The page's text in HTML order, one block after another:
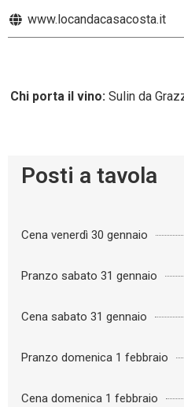
www.locandacasacosta.it
Chi porta il vino: Sulin da
Posti a tavola
Cena venerdì 30 gennaio
Pranzo sabato 31 gennaio
Cena sabato 31 gennaio
Pranzo domenica 1 febbraio
Cena domenica 1 febbraio